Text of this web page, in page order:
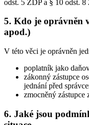
odst. 5 ZDP a § 10 odst. 8
5. Kdo je oprávněn
apod.)
V této věci je oprávněn
poplatník jako
zákonný zástupce
jednání před
zmocněný
6. Jaké jsou